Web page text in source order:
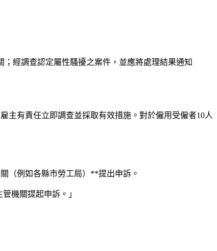
經調查認定屬性騷擾之案件，並應將處理結果通知
主有責任立即調查並採取有效措施。對於僱用受僱者10人
（例如各縣市勞工局）**提出申訴。
機關提起申訴。」